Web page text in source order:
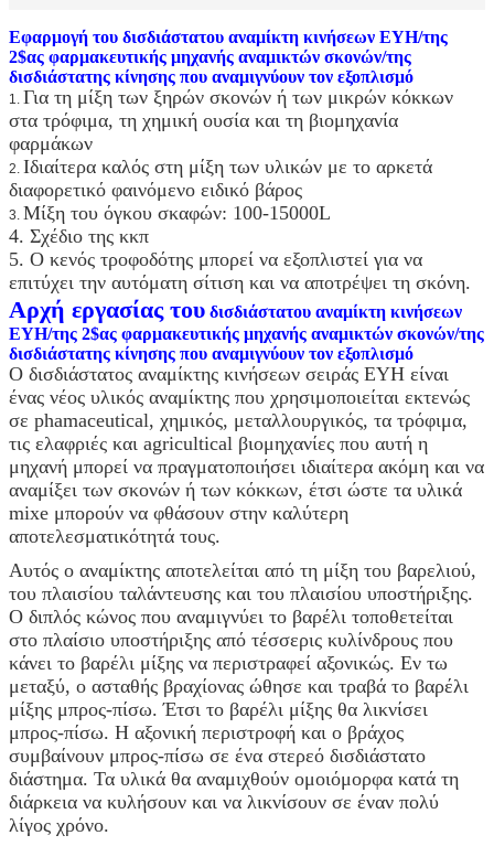
Εφαρμογή του δισδιάστατου αναμίκτη κινήσεων EYH/της
2$ας φαρμακευτικής μηχανής αναμικτών σκονών/της
δισδιάστατης κίνησης που αναμιγνύουν τον εξοπλισμό
1. Για τη μίξη των ξηρών σκονών ή των μικρών κόκκων
στα τρόφιμα, τη χημική ουσία και τη βιομηχανία
φαρμάκων
2. Ιδιαίτερα καλός στη μίξη των υλικών με το αρκετά
διαφορετικό φαινόμενο ειδικό βάρος
3. Μίξη του όγκου σκαφών: 100-15000L
4. Σχέδιο της κκπ
5. Ο κενός τροφοδότης μπορεί να εξοπλιστεί για να
επιτύχει την αυτόματη σίτιση και να αποτρέψει τη σκόνη.
Αρχή εργασίας του δισδιάστατου αναμίκτη κινήσεων
EYH/της 2$ας φαρμακευτικής μηχανής αναμικτών σκονών/της
δισδιάστατης κίνησης που αναμιγνύουν τον εξοπλισμό
Ο δισδιάστατος αναμίκτης κινήσεων σειράς EYH είναι
ένας νέος υλικός αναμίκτης που χρησιμοποιείται εκτενώς
σε phamaceutical, χημικός, μεταλλουργικός, τα τρόφιμα,
τις ελαφριές και agricultical βιομηχανίες που αυτή η
μηχανή μπορεί να πραγματοποιήσει ιδιαίτερα ακόμη και να
αναμίξει των σκονών ή των κόκκων, έτσι ώστε τα υλικά
mixe μπορούν να φθάσουν στην καλύτερη
αποτελεσματικότητά τους.
Αυτός ο αναμίκτης αποτελείται από τη μίξη του βαρελιού,
του πλαισίου ταλάντευσης και του πλαισίου υποστήριξης.
Ο διπλός κώνος που αναμιγνύει το βαρέλι τοποθετείται
στο πλαίσιο υποστήριξης από τέσσερις κυλίνδρους που
κάνει το βαρέλι μίξης να περιστραφεί αξονικώς. Εν τω
μεταξύ, ο ασταθής βραχίονας ώθησε και τραβά το βαρέλι
μίξης μπρος-πίσω. Έτσι το βαρέλι μίξης θα λικνίσει
μπρος-πίσω. Η αξονική περιστροφή και ο βράχος
συμβαίνουν μπρος-πίσω σε ένα στερεό δισδιάστατο
διάστημα. Τα υλικά θα αναμιχθούν ομοιόμορφα κατά τη
διάρκεια να κυλήσουν και να λικνίσουν σε έναν πολύ
λίγος χρόνο.